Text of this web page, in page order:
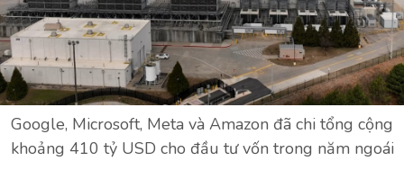
Google, Microsoft, Meta và Amazon đã chi tổng cộng
khoảng 410 tỷ USD cho đầu tư vốn trong năm ngoái